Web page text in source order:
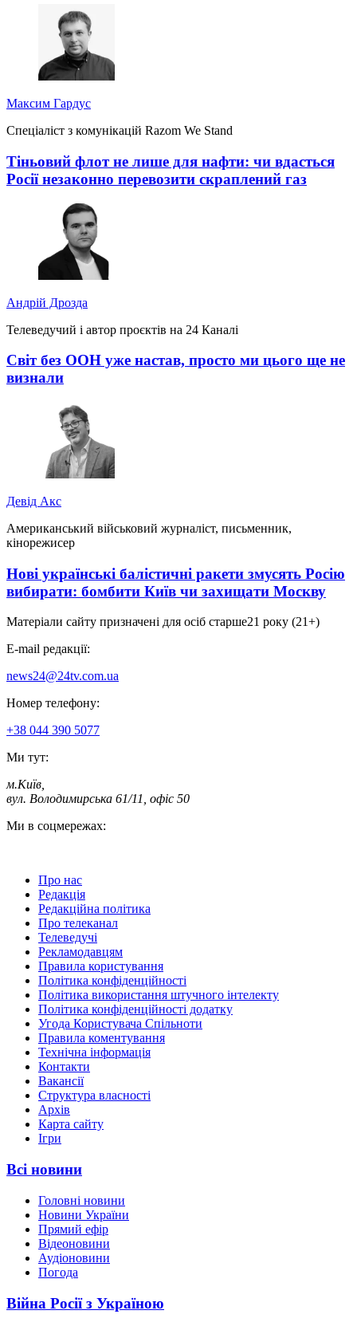
Максим Гардус
Спеціаліст з комунікацій Razom We Stand
Тіньовий флот не лише для нафти: чи вдасться
Росії незаконно перевозити скраплений газ
Андрій Дрозда
Телеведучий і автор проєктів на 24 Каналі
Світ без ООН уже настав, просто ми цього ще не
визнали
Девід Акс
Американський військовий журналіст, письменник,
кінорежисер
Нові українські балістичні ракети змусять Росію
вибирати: бомбити Київ чи захищати Москву
Матеріали сайту призначені для осіб старше21 року (21+)
E-mail редакції:
news24@24tv.com.ua
Номер телефону:
+38 044 390 5077
Ми тут:
м.Київ,
вул. Володимирська 61/11, офіс 50
Ми в соцмережах:
Про нас
Редакція
Редакційна політика
Про телеканал
Телеведучі
Рекламодавцям
Правила користування
Політика конфіденційності
Політика використання штучного інтелекту
Політика конфіденційності додатку
Угода Користувача Спільноти
Правила коментування
Технічна інформація
Контакти
Вакансії
Структура власності
Архів
Карта сайту
Ігри
Всі новини
Головні новини
Новини України
Прямий ефір
Відеоновини
Аудіоновини
Погода
Війна Росії з Україною